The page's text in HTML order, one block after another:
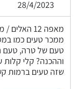
28/4/2023
מאפה 12
ממכר טעים כמו
טעם של טרה, טעם
וההכנה? קלי
שזה טעים ברמות